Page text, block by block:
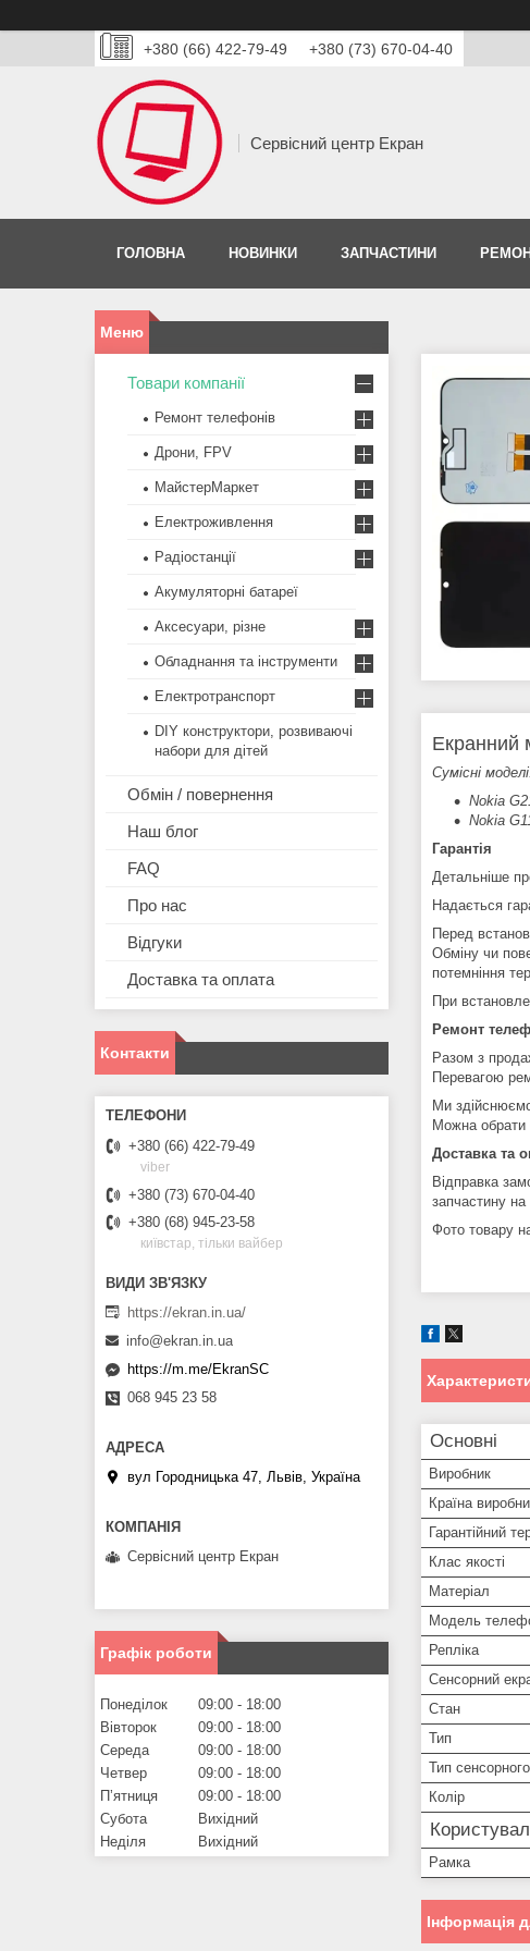
+380 (66) 422-79-49 +380 (73) 670-04-40
Сервісний центр Екран
ГОЛОВНА НОВИНКИ ЗАПЧАСТИНИ
Екранний
Сумісні
Nokia
Nokia
Гарантія
Детальніше
Надається
Перед
Обміну чи
потемніння
При
Ремонт
Разом з
Перевагою
Ми
Можна обрати
Доставка та
Відправка
запчастину на
Фото товару
Основні
Виробник
Країна
Гарантійний
Клас якості
Матеріал
Модель
Репліка
Сенсорний
Стан
Тип
Тип
Колір
Рамка
Інформація
Товари компанії
Ремонт телефонів
Дрони, FPV
МайстерМаркет
Електроживлення
Радіостанції
Акумуляторні батареї
Аксесуари, різне
Обладнання та інструменти
Електротранспорт
DIY конструктори, розвиваючі
набори для дітей
Обмін / повернення
Наш блог
FAQ
Про нас
Відгуки
Доставка та оплата
Контакти
+380 (66) 422-79-49
viber
+380 (73) 670-04-40
+380 (68) 945-23-58
київстар, тільки вайбер
https://ekran.in.ua/
info@ekran.in.ua
https://m.me/EkranSC
068 945 23 58
вул Городницька 47, Львів, Україна
Сервісний центр Екран
Графік роботи
Понеділок 09:00
18:00
Вівторок
09:00
18:00
Середа
09:00
18:00
Четвер
09:00
18:00
Пʼятниця
09:00
18:00
Субота
Вихідний
Неділя
Вихідний